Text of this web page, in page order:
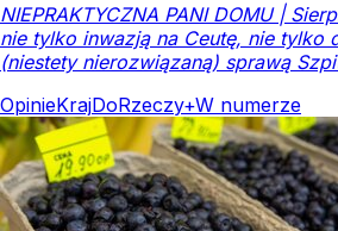
NIEPRAKTYCZNA PANI DOMU |
nie tylko inwazją na Ceutę, nie tylko
(niestety nierozwiązaną) sprawą
OpinieKrajDoRzeczy+W numerze